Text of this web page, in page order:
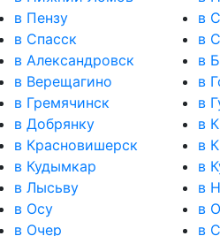
в Пензу
в
в Спасск
в
в Александровск
в
в Верещагино
в
в Гремячинск
в
в Добрянку
в
в Красновишерск
в
в Кудымкар
в
в Лысьву
в
в Осу
в
в Очер
в